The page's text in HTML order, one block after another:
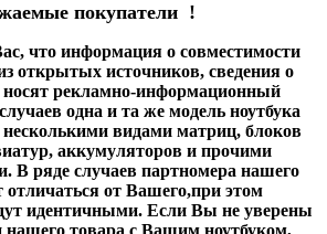
покупатели !
что информация о совместимости
открытых источников, сведения о
носят рекламно-информационный
одна и та же модель ноутбука
видами матриц, блоков
аккумуляторов и прочими
В ряде случаев партномера нашего
отличаться от Вашего,при этом
идентичными. Если Вы не уверены